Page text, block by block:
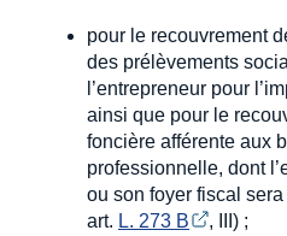
pour le recouvrement
des prélèvements
l’entrepreneur pour
ainsi que pour le
foncière afférente aux
professionnelle, dont
ou son foyer fiscal
art. L. 273 B , III) ;